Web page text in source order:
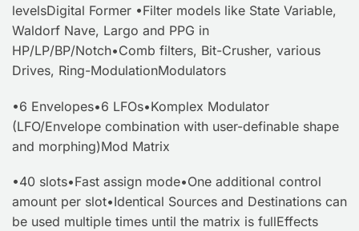
levelsDigital Former •Filter models like State Variable,
Waldorf Nave, Largo and PPG in
HP/LP/BP/Notch•Comb filters, Bit-Crusher, various
Drives, Ring-ModulationModulators
•6 Envelopes•6 LFOs•Komplex Modulator
(LFO/Envelope combination with user-definable shape
and morphing)Mod Matrix
•40 slots•Fast assign mode•One additional control
amount per slot•Identical Sources and Destinations can
be used multiple times until the matrix is fullEffects